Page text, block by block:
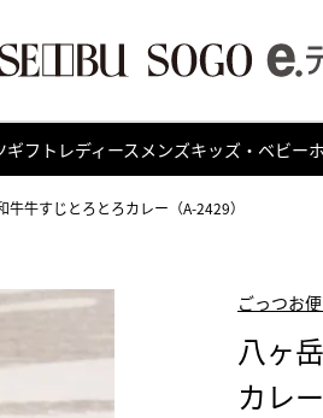
ギフト レディース メンズキッズ・ベビー
牛すじとろとろカレー（A-2429）
ごっつお
八ヶ
カレ